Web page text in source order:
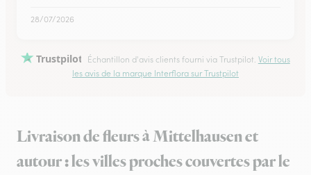
28/07/2026
Trustpilot Échantillon d'avis clients fourni via Trustpilot. Voir tous
les avis de la marque Interflora sur Trustpilot
Livraison de fleurs à Mittelhausen et
autour : les villes proches couvertes par le